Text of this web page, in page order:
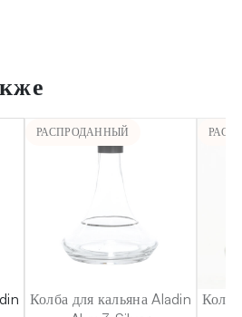
РАСПРОДАННЫЙ
Колба для кальяна Aladin